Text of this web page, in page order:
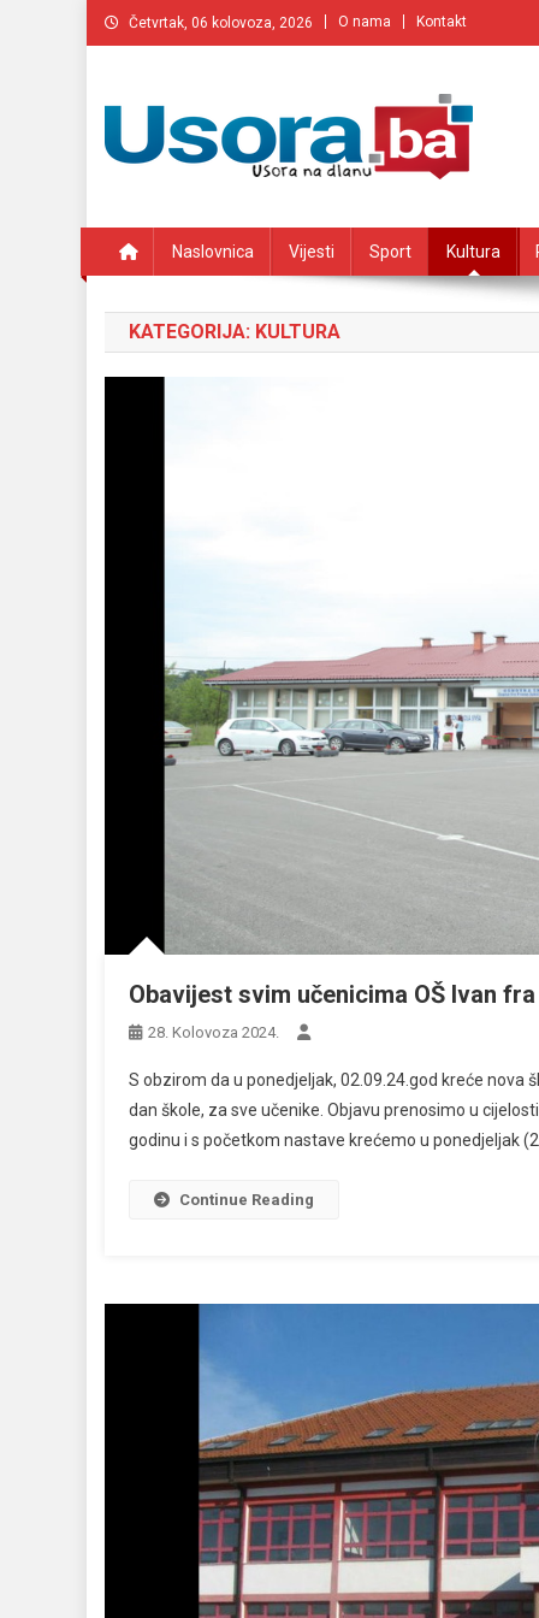
Preskočite
na
Četvrtak, 06 kolovoza, 2026 O nama Kontakt
Naslovnica Vijesti Sport Kultura
KATEGORIJA: KULTURA
Obavijest svim učenicima OŠ Ivan
28. Kolovoza 2024.
S obzirom da u ponedjeljak, 02.09.24.god kreće nova
dan škole, za sve učenike. Objavu prenosimo u
godinu i s početkom nastave krećemo u ponedjeljak
Continue Reading